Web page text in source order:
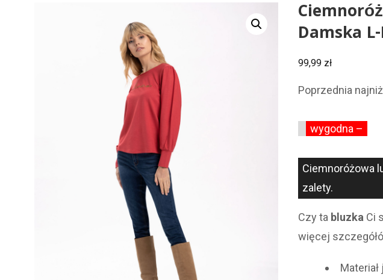
Damska
99,99 zł
Poprzednia
wygodna –
Ciemnoróżowa
zalety.
Czy ta bluzka Ci
więcej